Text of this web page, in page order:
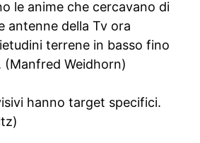
le anime che cercavano di
antenne della Tv ora
terrene in basso fino
(Manfred Weidhorn)
hanno target specifici.